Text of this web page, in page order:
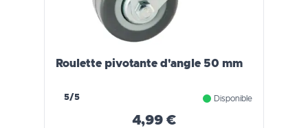
Roulette pivotante d'angle 50 mm
5/5 Disponible
4,99 €